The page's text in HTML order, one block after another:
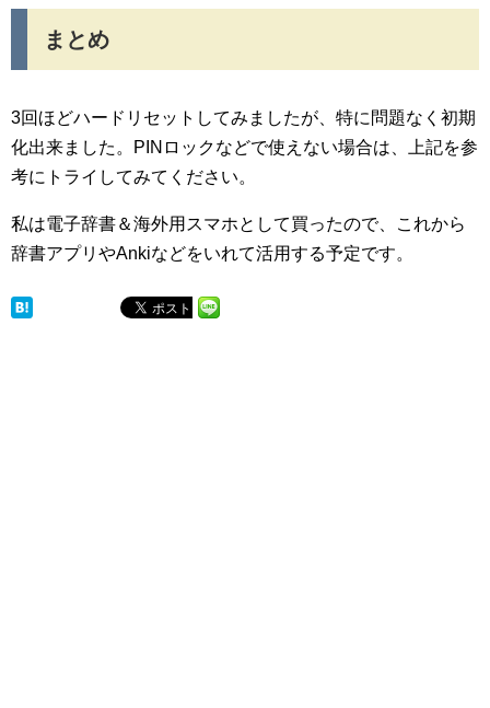
まとめ
3回ほどハードリセットしてみましたが、特に問題なく初期
化出来ました。PINロックなどで使えない場合は、上記を参
考にトライしてみてください。
私は電子辞書＆海外用スマホとして買ったので、これから
辞書アプリやAnkiなどをいれて活用する予定です。